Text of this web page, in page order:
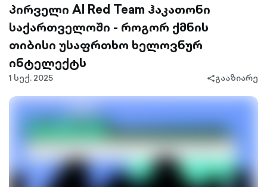
პირველი AI Red Team ჰაკათონი
საქართველოში - როგორ ქმნის
თიბისი უსაფრთხო ხელოვნურ
ინტელექტს
1 სექ. 2025
share-
გააზიარე